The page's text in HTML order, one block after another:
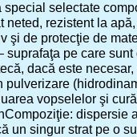
selectate
rezistent la
de protecţie de
pe care
dacă este
vopselelor şi
dispersie
singur strat pe o